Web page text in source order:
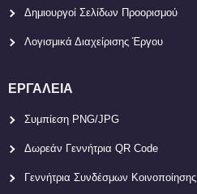
Δημιουργοί Σελίδων Προορισμού
Λογισμικά Διαχείρισης Έργου
ΕΡΓΑΛΕΊΑ
Συμπίεση PNG/JPG
Δωρεάν Γεννήτρια QR Code
Γεννήτρια Συνδέσμων Κοινοποίησης